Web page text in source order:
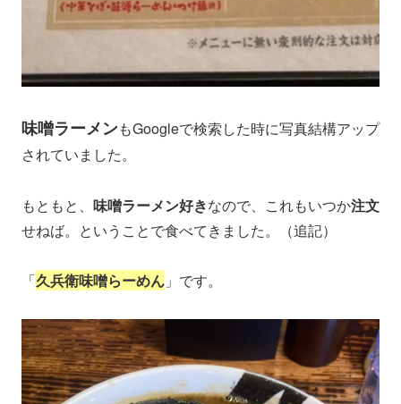
味噌ラーメンもGoogleで検索した時に写真結構アップ
されていました。
もともと、 味噌ラーメン好きなので、これもいつか注文
せねば。ということで食べてきました。（追記）
「久兵衛味噌らーめん 」です。